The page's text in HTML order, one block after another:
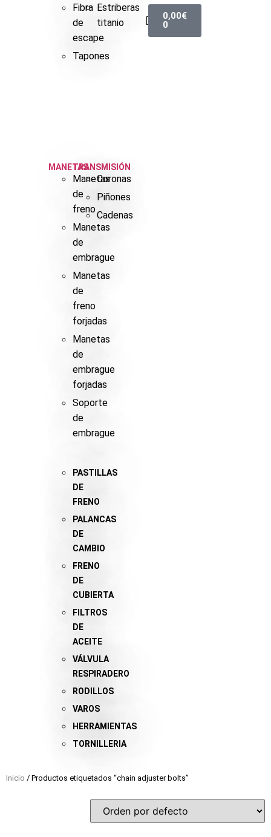
Fibra
de
escape
Tapones
Estriberas
titanio
MANETAS
Manetas
de
freno
Manetas
de
embrague
Manetas
de
freno
forjadas
Manetas
de
embrague
forjadas
Soporte
de
embrague
TRANSMISIÓN
Coronas
Piñones
Cadenas
PASTILLAS
DE
FRENO
PALANCAS
DE
CAMBIO
FRENO
DE
CUBIERTA
FILTROS
DE
ACEITE
VÁLVULA
RESPIRADERO
RODILLOS
VAROS
HERRAMIENTAS
TORNILLERIA
0,00€
0
Inicio / Productos etiquetados “chain adjuster bolts”